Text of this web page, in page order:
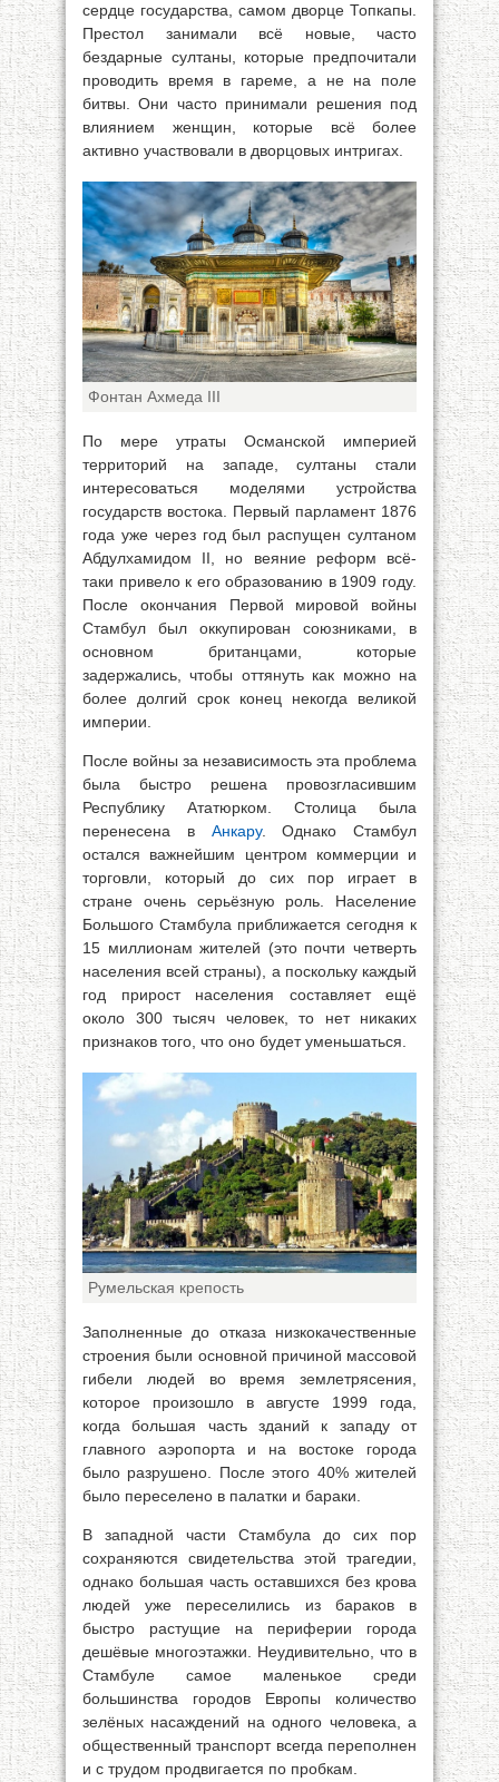
сердце государства, самом дворце Топкапы.
Престол занимали всё новые, часто
бездарные султаны, которые предпочитали
проводить время в гареме, а не на поле
битвы. Они часто принимали решения под
влиянием женщин, которые всё более
активно участвовали в дворцовых интригах.
Фонтан Ахмеда III
По мере утраты Османской империей
территорий на западе, султаны стали
интересоваться моделями устройства
государств востока. Первый парламент 1876
года уже через год был распущен султаном
Абдулхамидом II, но веяние реформ всё-
таки привело к его образованию в 1909 году.
После окончания Первой мировой войны
Стамбул был оккупирован союзниками, в
основном британцами, которые
задержались, чтобы оттянуть как можно на
более долгий срок конец некогда великой
империи.
После войны за независимость эта проблема
была быстро решена провозгласившим
Республику Ататюрком. Столица была
перенесена в Анкару. Однако Стамбул
остался важнейшим центром коммерции и
торговли, который до сих пор играет в
стране очень серьёзную роль. Население
Большого Стамбула приближается сегодня к
15 миллионам жителей (это почти четверть
населения всей страны), а поскольку каждый
год прирост населения составляет ещё
около 300 тысяч человек, то нет никаких
признаков того, что оно будет уменьшаться.
Румельская крепость
Заполненные до отказа низкокачественные
строения были основной причиной массовой
гибели людей во время землетрясения,
которое произошло в августе 1999 года,
когда большая часть зданий к западу от
главного аэропорта и на востоке города
было разрушено. После этого 40% жителей
было переселено в палатки и бараки.
В западной части Стамбула до сих пор
сохраняются свидетельства этой трагедии,
однако большая часть оставшихся без крова
людей уже переселились из бараков в
быстро растущие на периферии города
дешёвые многоэтажки. Неудивительно, что в
Стамбуле самое маленькое среди
большинства городов Европы количество
зелёных насаждений на одного человека, а
общественный транспорт всегда переполнен
и с трудом продвигается по пробкам.